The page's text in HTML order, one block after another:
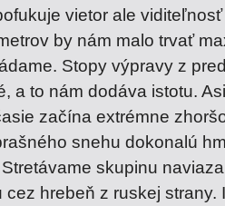
vietor ale
by nám malo trvať
Stopy výpravy z
a to nám dodáva istotu.
začína extrémne
snehu dokonalú
skupinu
cez hrebeň z ruskej